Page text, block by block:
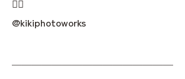
👇🏻
@kikiphotoworks